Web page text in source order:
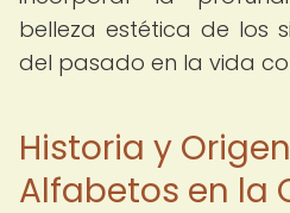
belleza estética de los
del pasado en la vida
Historia y
Alfabetos en la